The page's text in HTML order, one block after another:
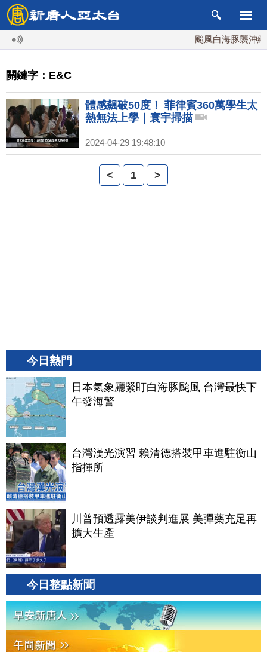
颱風白海豚襲沖繩
關鍵字：E&C
體感飆破50度！ 菲律賓360萬學生太
熱無法上學｜寰宇掃描
2024-04-29 19:48:10
< 1 >
今日熱門
日本氣象廳緊盯白海豚颱風 台灣最快下
午發海警
台灣漢光演習 賴清德搭裝甲車進駐衡山
指揮所
川普預透露美伊談判進展 美彈藥充足再
擴大生產
今日整點新聞